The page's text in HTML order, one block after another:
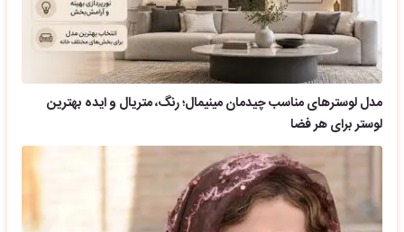
مدل لوسترهای مناسب چیدمان مینیمال؛ رنگ، متریال و ایده بهترین
لوستر برای هر فضا